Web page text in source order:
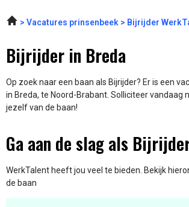
Vacatures prinsenbeek Bijrijder
Bijrijder in Breda
Op zoek naar een baan als Bijrijder? Er is een
in Breda, te Noord-Brabant. Solliciteer vandaag
jezelf van de baan!
Ga aan de slag als
WerkTalent heeft jou veel te bieden. Bekijk
de baan